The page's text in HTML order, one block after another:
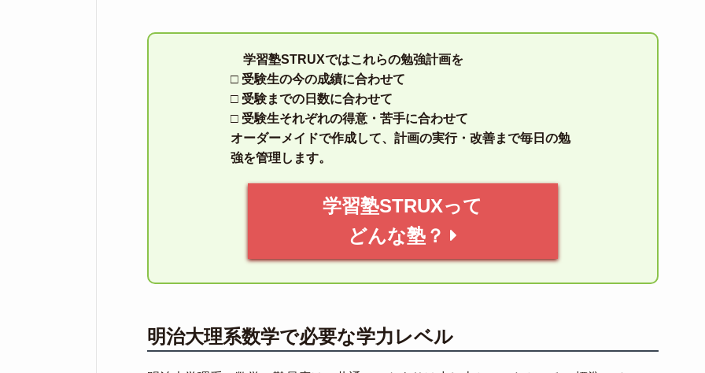
学習塾STRUXではこれらの勉強計画を
□ 受験生の今の成績に合わせて
□ 受験までの日数に合わせて
□ 受験生それぞれの得意・苦手に合わせて
オーダーメイドで作成して、計画の実行・改善まで毎日の勉
強を管理します。
学習塾STRUXって
どんな塾？
明治大理系数学で必要な学力レベル